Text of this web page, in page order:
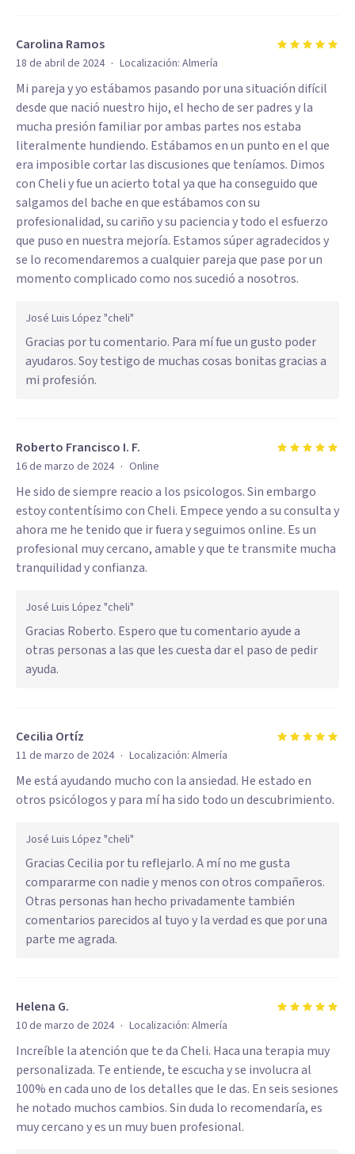
Carolina Ramos
18 de abril de 2024 · Localización: Almería
Mi pareja y yo estábamos pasando por una situación difícil
desde que nació nuestro hijo, el hecho de ser padres y la
mucha presión familiar por ambas partes nos estaba
literalmente hundiendo. Estábamos en un punto en el que
era imposible cortar las discusiones que teníamos. Dimos
con Cheli y fue un acierto total ya que ha conseguido que
salgamos del bache en que estábamos con su
profesionalidad, su cariño y su paciencia y todo el esfuerzo
que puso en nuestra mejoría. Estamos súper agradecidos y
se lo recomendaremos a cualquier pareja que pase por un
momento complicado como nos sucedió a nosotros.
José Luis López "cheli"
Gracias por tu comentario. Para mí fue un gusto poder
ayudaros. Soy testigo de muchas cosas bonitas gracias a
mi profesión.
Roberto Francisco I. F.
16 de marzo de 2024 · Online
He sido de siempre reacio a los psicologos. Sin embargo
estoy contentísimo con Cheli. Empece yendo a su consulta y
ahora me he tenido que ir fuera y seguimos online. Es un
profesional muy cercano, amable y que te transmite mucha
tranquilidad y confianza.
José Luis López "cheli"
Gracias Roberto. Espero que tu comentario ayude a
otras personas a las que les cuesta dar el paso de pedir
ayuda.
Cecilia Ortíz
11 de marzo de 2024 · Localización: Almería
Me está ayudando mucho con la ansiedad. He estado en
otros psicólogos y para mí ha sido todo un descubrimiento.
José Luis López "cheli"
Gracias Cecilia por tu reflejarlo. A mí no me gusta
compararme con nadie y menos con otros compañeros.
Otras personas han hecho privadamente también
comentarios parecidos al tuyo y la verdad es que por una
parte me agrada.
Helena G.
10 de marzo de 2024 · Localización: Almería
Increíble la atención que te da Cheli. Haca una terapia muy
personalizada. Te entiende, te escucha y se involucra al
100% en cada uno de los detalles que le das. En seis sesiones
he notado muchos cambios. Sin duda lo recomendaría, es
muy cercano y es un muy buen profesional.